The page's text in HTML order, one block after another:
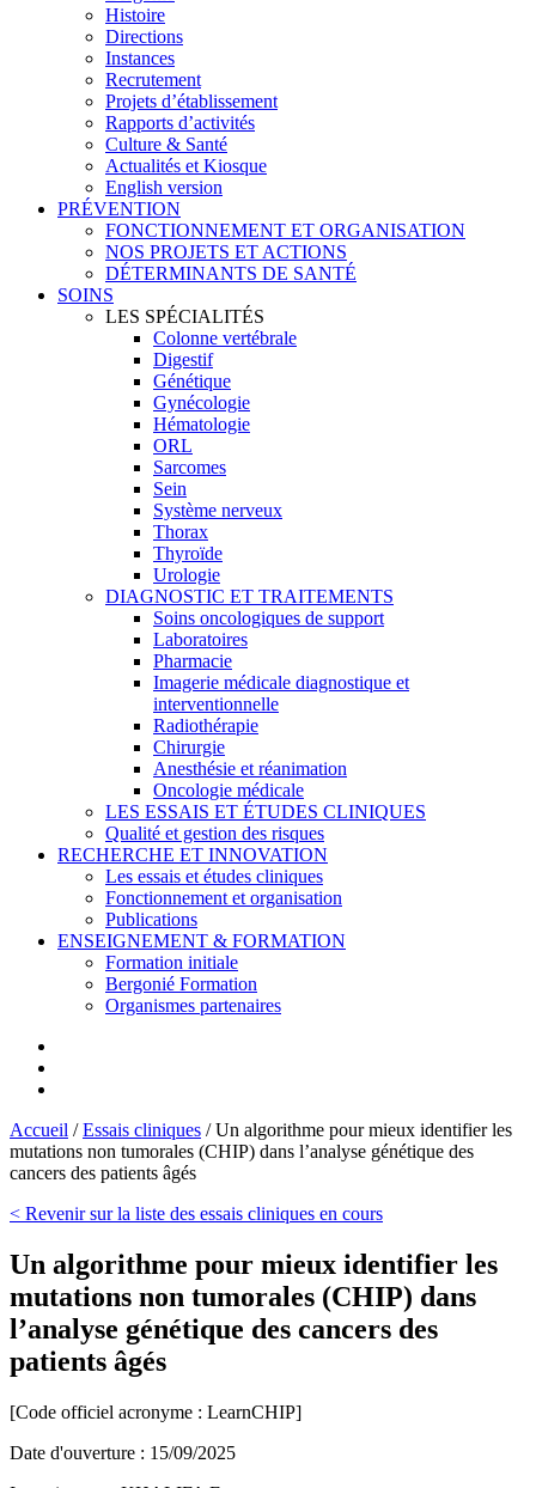
Histoire
Directions
Instances
Recrutement
Projets d’établissement
Rapports d’activités
Culture & Santé
Actualités et Kiosque
English version
PRÉVENTION
FONCTIONNEMENT ET ORGANISATION
NOS PROJETS ET ACTIONS
DÉTERMINANTS DE SANTÉ
SOINS
LES SPÉCIALITÉS
Colonne vertébrale
Digestif
Génétique
Gynécologie
Hématologie
ORL
Sarcomes
Sein
Système nerveux
Thorax
Thyroïde
Urologie
DIAGNOSTIC ET TRAITEMENTS
Soins oncologiques de support
Laboratoires
Pharmacie
Imagerie médicale diagnostique et
interventionnelle
Radiothérapie
Chirurgie
Anesthésie et réanimation
Oncologie médicale
LES ESSAIS ET ÉTUDES CLINIQUES
Qualité et gestion des risques
RECHERCHE ET INNOVATION
Les essais et études cliniques
Fonctionnement et organisation
Publications
ENSEIGNEMENT & FORMATION
Formation initiale
Bergonié Formation
Organismes partenaires
Accueil /Essais cliniques /Un algorithme pour mieux identifier les
mutations non tumorales (CHIP) dans l’analyse génétique des
cancers des patients âgés
< Revenir sur la liste des essais cliniques en cours
Un algorithme pour mieux identifier les
mutations non tumorales (CHIP) dans
l’analyse génétique des cancers des
patients âgés
[Code officiel acronyme : LearnCHIP]
Date d'ouverture : 15/09/2025